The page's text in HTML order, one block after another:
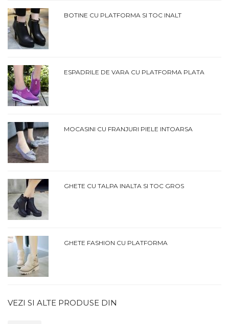
BOTINE CU PLATFORMA SI TOC INALT
ESPADRILE DE VARA CU PLATFORMA PLATA
MOCASINI CU FRANJURI PIELE INTOARSA
GHETE CU TALPA INALTA SI TOC GROS
GHETE FASHION CU PLATFORMA
VEZI SI ALTE PRODUSE DIN